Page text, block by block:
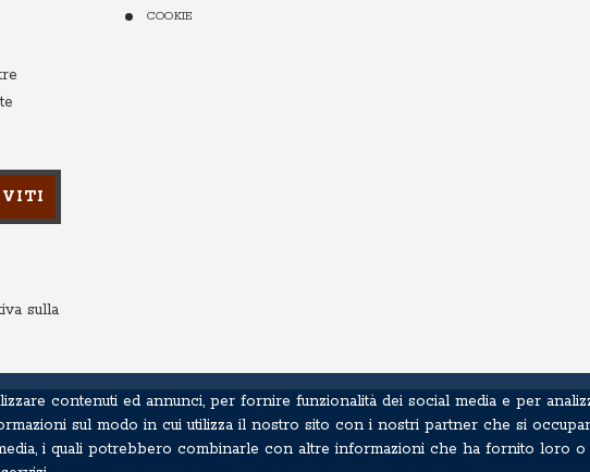
sulla
COOKIE
contenuti ed annunci, per fornire funzionalità dei social media e per
sul modo in cui utilizza il nostro sito con i nostri partner che si
i quali potrebbero combinarle con altre informazioni che ha fornito loro